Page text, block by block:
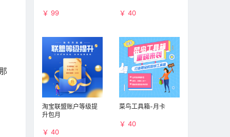
￥ 99 ￥ 40
淘宝联盟账户等级提
升包月
￥ 40
菜鸟工具箱-月卡
￥ 40